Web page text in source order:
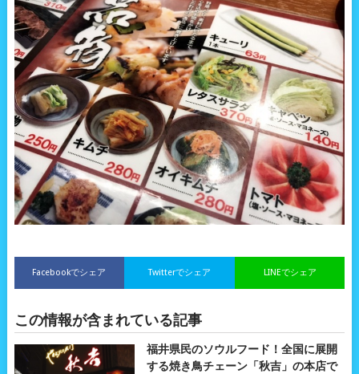
Facebookでシェア LINEでシェア
Twitterでシェア
この情報が含まれている記事
福井県民のソウルフード！全国に展開
する焼き鳥チェーン「秋吉」の本店で